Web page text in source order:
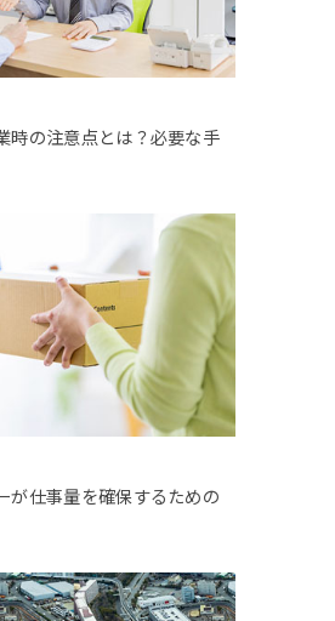
時の注意点とは？必要な手
が仕事量を確保するための